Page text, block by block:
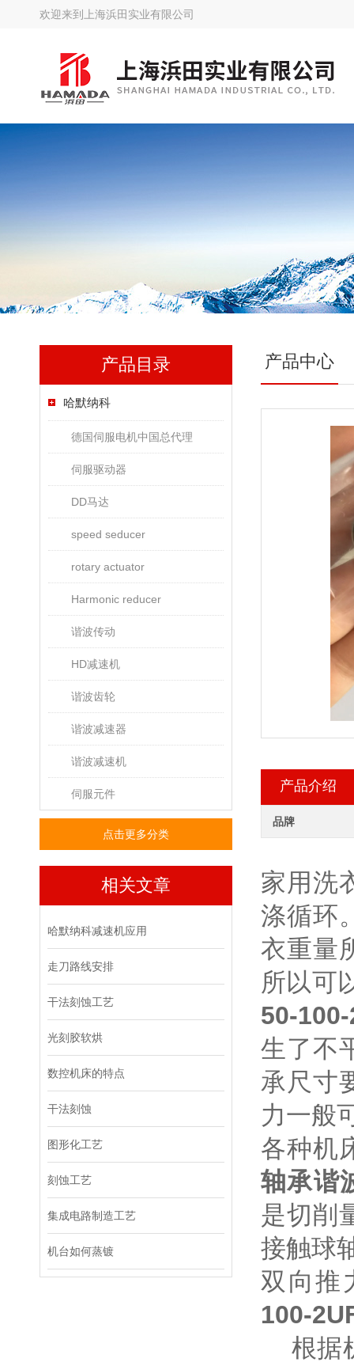
欢迎来到 上海浜田实业有限公司
产品目录
哈默纳科
德国伺服电机中国总代理
伺服驱动器
DD马达
speed seducer
rotary actuator
Harmonic reducer
谐波传动
HD减速机
谐波齿轮
谐波减速器
谐波减速机
伺服元件
点击更多分类
相关文章
哈默纳科减速机应用
走刀路线安排
干法刻蚀工艺
光刻胶软烘
数控机床的特点
干法刻蚀
图形化工艺
刻蚀工艺
集成电路制造工艺
机台如何蒸镀
产品中心
产品介绍
品牌
家用洗
涤循环
衣重量
所以可
50-
生了不
承尺寸
力一般
各种机
轴承谐
是切削
接触球
双向推
100-
根据